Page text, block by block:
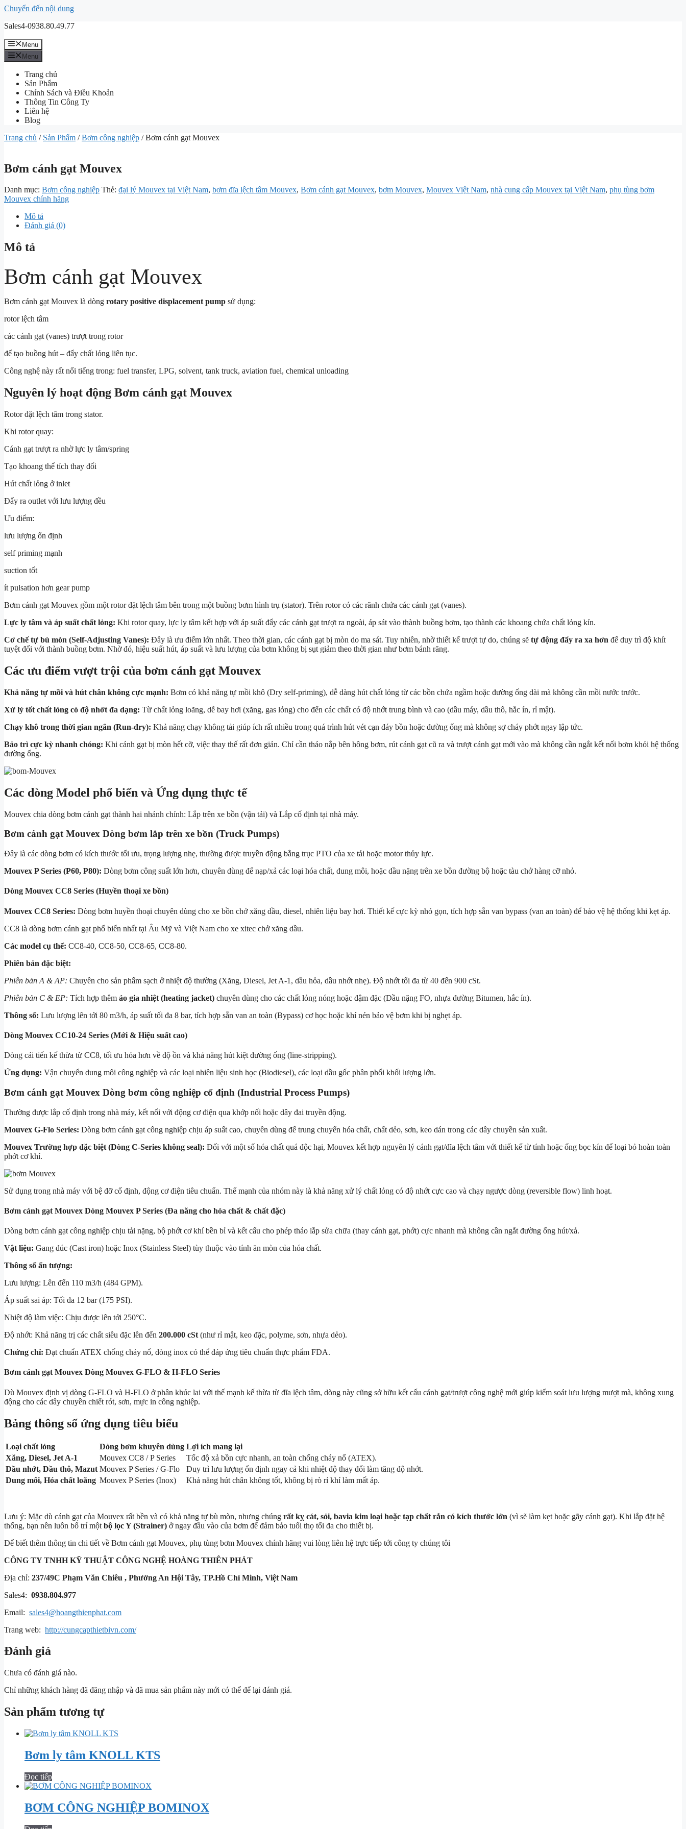
Chuyển đến nội dung
Sales4-0938.80.49.77
Menu
Menu
Trang chủ
Sản Phẩm
Chính Sách và Điều Khoản
Thông Tin Công Ty
Liên hệ
Blog
Trang chủ / Sản Phẩm /Bơm công nghiệp / Bơm cánh gạt Mouvex
Bơm cánh gạt Mouvex
Danh mục: Bơm công nghiệp Thẻ: đại lý Mouvex tại Việt Nam, bơm đĩa lệch tâm Mouvex, Bơm cánh gạt Mouvex, bơm Mouvex, Mouvex Việt Nam, nhà cung cấp Mouvex tại Việt Nam, phụ tùng bơm
Mouvex chính hãng
Mô tả
Đánh giá (0)
Mô tả
Bơm cánh gạt Mouvex
Bơm cánh gạt Mouvex là dòng rotary positive displacement pump sử dụng:
rotor lệch tâm
các cánh gạt (vanes) trượt trong rotor
để tạo buồng hút – đẩy chất lỏng liên tục.
Công nghệ này rất nổi tiếng trong: fuel transfer, LPG, solvent, tank truck, aviation fuel, chemical unloading
Nguyên lý hoạt động Bơm cánh gạt Mouvex
Rotor đặt lệch tâm trong stator.
Khi rotor quay:
Cánh gạt trượt ra nhờ lực ly tâm/spring
Tạo khoang thể tích thay đổi
Hút chất lỏng ở inlet
Đẩy ra outlet với lưu lượng đều
Ưu điểm:
lưu lượng ổn định
self priming mạnh
suction tốt
ít pulsation hơn gear pump
Bơm cánh gạt Mouvex gồm một rotor đặt lệch tâm bên trong một buồng bơm hình trụ (stator). Trên rotor có các rãnh chứa các cánh gạt (vanes).
Lực ly tâm và áp suất chất lỏng: Khi rotor quay, lực ly tâm kết hợp với áp suất đẩy các cánh gạt trượt ra ngoài, áp sát vào thành buồng bơm, tạo thành các khoang chứa chất lỏng kín.
Cơ chế tự bù mòn (Self-Adjusting Vanes): Đây là ưu điểm lớn nhất. Theo thời gian, các cánh gạt bị mòn do ma sát. Tuy nhiên, nhờ thiết kế trượt tự do, chúng sẽ tự động đẩy ra xa hơn để duy trì độ khít
tuyệt đối với thành buồng bơm. Nhờ đó, hiệu suất hút, áp suất và lưu lượng của bơm không bị sụt giảm theo thời gian như bơm bánh răng.
Các ưu điểm vượt trội của bơm cánh gạt Mouvex
Khả năng tự mồi và hút chân không cực mạnh: Bơm có khả năng tự mồi khô (Dry self-priming), dễ dàng hút chất lỏng từ các bồn chứa ngầm hoặc đường ống dài mà không cần mồi nước trước.
Xử lý tốt chất lỏng có độ nhớt đa dạng: Từ chất lỏng loãng, dễ bay hơi (xăng, gas lỏng) cho đến các chất có độ nhớt trung bình và cao (dầu máy, dầu thô, hắc ín, rỉ mật).
Chạy khô trong thời gian ngắn (Run-dry): Khả năng chạy không tải giúp ích rất nhiều trong quá trình hút vét cạn đáy bồn hoặc đường ống mà không sợ cháy phớt ngay lập tức.
Bảo trì cực kỳ nhanh chóng: Khi cánh gạt bị mòn hết cỡ, việc thay thế rất đơn giản. Chỉ cần tháo nắp bên hông bơm, rút cánh gạt cũ ra và trượt cánh gạt mới vào mà không cần ngắt kết nối bơm khỏi hệ thống
đường ống.
Các dòng Model phổ biến và Ứng dụng thực tế
Mouvex chia dòng bơm cánh gạt thành hai nhánh chính: Lắp trên xe bồn (vận tải) và Lắp cố định tại nhà máy.
Bơm cánh gạt Mouvex Dòng bơm lắp trên xe bồn (Truck Pumps)
Đây là các dòng bơm có kích thước tối ưu, trọng lượng nhẹ, thường được truyền động bằng trục PTO của xe tải hoặc motor thủy lực.
Mouvex P Series (P60, P80): Dòng bơm công suất lớn hơn, chuyên dùng để nạp/xả các loại hóa chất, dung môi, hoặc dầu nặng trên xe bồn đường bộ hoặc tàu chở hàng cỡ nhỏ.
Dòng Mouvex CC8 Series (Huyền thoại xe bồn)
Mouvex CC8 Series: Dòng bơm huyền thoại chuyên dùng cho xe bồn chở xăng dầu, diesel, nhiên liệu bay hơi. Thiết kế cực kỳ nhỏ gọn, tích hợp sẵn van bypass (van an toàn) để bảo vệ hệ thống khi kẹt áp.
CC8 là dòng bơm cánh gạt phổ biến nhất tại Âu Mỹ và Việt Nam cho xe xitec chở xăng dầu.
Các model cụ thể: CC8-40, CC8-50, CC8-65, CC8-80.
Phiên bản đặc biệt:
Phiên bản A & AP: Chuyên cho sản phẩm sạch ở nhiệt độ thường (Xăng, Diesel, Jet A-1, dầu hỏa, dầu nhớt nhẹ). Độ nhớt tối đa từ 40 đến 900 cSt.
Phiên bản C & EP: Tích hợp thêm áo gia nhiệt (heating jacket) chuyên dùng cho các chất lỏng nóng hoặc đậm đặc (Dầu nặng FO, nhựa đường Bitumen, hắc ín).
Thông số: Lưu lượng lên tới 80 m3/h, áp suất tối đa 8 bar, tích hợp sẵn van an toàn (Bypass) cơ học hoặc khí nén bảo vệ bơm khi bị nghẹt áp.
Dòng Mouvex CC10-24 Series (Mới & Hiệu suất cao)
Dòng cải tiến kế thừa từ CC8, tối ưu hóa hơn về độ ồn và khả năng hút kiệt đường ống (line-stripping).
Ứng dụng: Vận chuyển dung môi công nghiệp và các loại nhiên liệu sinh học (Biodiesel), các loại dầu gốc phân phối khối lượng lớn.
Bơm cánh gạt Mouvex Dòng bơm công nghiệp cố định (Industrial Process Pumps)
Thường được lắp cố định trong nhà máy, kết nối với động cơ điện qua khớp nối hoặc dây đai truyền động.
Mouvex G-Flo Series: Dòng bơm cánh gạt công nghiệp chịu áp suất cao, chuyên dùng để trung chuyển hóa chất, chất dẻo, sơn, keo dán trong các dây chuyền sản xuất.
Mouvex Trường hợp đặc biệt (Dòng C-Series không seal): Đối với một số hóa chất quá độc hại, Mouvex kết hợp nguyên lý cánh gạt/đĩa lệch tâm với thiết kế từ tính hoặc ống bọc kín để loại bỏ hoàn toàn
phớt cơ khí.
Sử dụng trong nhà máy với bệ đỡ cố định, động cơ điện tiêu chuẩn. Thế mạnh của nhóm này là khả năng xử lý chất lỏng có độ nhớt cực cao và chạy ngược dòng (reversible flow) linh hoạt.
Bơm cánh gạt Mouvex Dòng Mouvex P Series (Đa năng cho hóa chất & chất đặc)
Dòng bơm cánh gạt công nghiệp chịu tải nặng, bộ phớt cơ khí bền bỉ và kết cấu cho phép tháo lắp sửa chữa (thay cánh gạt, phớt) cực nhanh mà không cần ngắt đường ống hút/xả.
Vật liệu: Gang đúc (Cast iron) hoặc Inox (Stainless Steel) tùy thuộc vào tính ăn mòn của hóa chất.
Thông số ấn tượng:
Lưu lượng: Lên đến 110 m3/h (484 GPM).
Áp suất sai áp: Tối đa 12 bar (175 PSI).
Nhiệt độ làm việc: Chịu được lên tới 250°C.
Độ nhớt: Khả năng trị các chất siêu đặc lên đến 200.000 cSt (như rỉ mật, keo đặc, polyme, sơn, nhựa dẻo).
Chứng chỉ: Đạt chuẩn ATEX chống cháy nổ, dòng inox có thể đáp ứng tiêu chuẩn thực phẩm FDA.
Bơm cánh gạt Mouvex Dòng Mouvex G-FLO & H-FLO Series
Dù Mouvex định vị dòng G-FLO và H-FLO ở phân khúc lai với thế mạnh kế thừa từ đĩa lệch tâm, dòng này cũng sở hữu kết cấu cánh gạt/trượt công nghệ mới giúp kiểm soát lưu lượng mượt mà, không xung
động cho các dây chuyền chiết rót, sơn, mực in công nghiệp.
Bảng thông số ứng dụng tiêu biểu
Loại chất lỏng Dòng bơm khuyên dùng Lợi ích mang lại
Xăng, Diesel, Jet A-1
Mouvex CC8 / P Series
Tốc độ xả bồn cực nhanh, an toàn chống cháy nổ (ATEX).
Dầu nhớt, Dầu thô, Mazut Mouvex P Series / G-Flo
Duy trì lưu lượng ổn định ngay cả khi nhiệt độ thay đổi làm tăng độ nhớt.
Dung môi, Hóa chất loãng Mouvex P Series (Inox) Khả năng hút chân không tốt, không bị rò rỉ khí làm mất áp.
Lưu ý: Mặc dù cánh gạt của Mouvex rất bền và có khả năng tự bù mòn, nhưng chúng rất kỵ cát, sỏi, bavia kim loại hoặc tạp chất rắn có kích thước lớn (vì sẽ làm kẹt hoặc gãy cánh gạt). Khi lắp đặt hệ
thống, bạn nên luôn bố trí một bộ lọc Y (Strainer) ở ngay đầu vào của bơm để đảm bảo tuổi thọ tối đa cho thiết bị.
Để biết thêm thông tin chi tiết về Bơm cánh gạt Mouvex, phụ tùng bơm Mouvex chính hãng vui lòng liên hệ trực tiếp tới công ty chúng tôi
CÔNG TY TNHH KỸ THUẬT CÔNG NGHỆ HOÀNG THIÊN PHÁT
Địa chỉ: 237/49C Phạm Văn Chiêu , Phường An Hội Tây, TP.Hồ Chí Minh, Việt Nam
Sales4: 0938.804.977
Email: sales4@hoangthienphat.com
Trang web: http://cungcapthietbivn.com/
Đánh giá
Chưa có đánh giá nào.
Chỉ những khách hàng đã đăng nhập và đã mua sản phẩm này mới có thể để lại đánh giá.
Sản phẩm tương tự
Bơm ly tâm KNOLL KTS
Đọc tiếp
BƠM CÔNG NGHIỆP BOMINOX